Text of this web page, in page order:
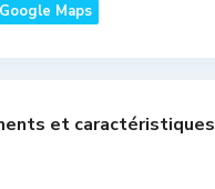
Maps
et caractéristiques